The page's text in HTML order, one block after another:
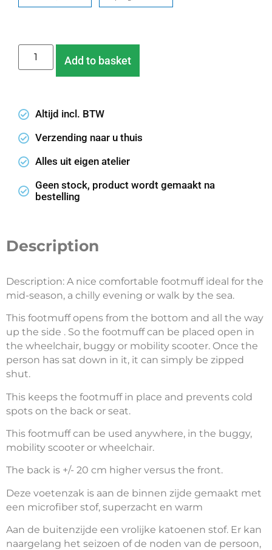
Add to basket
Altijd incl. BTW
Verzending naar u thuis
Alles uit eigen atelier
Geen stock, product wordt gemaakt na
bestelling
Description
Description: A nice comfortable footmuff ideal for the
mid-season, a chilly evening or walk by the sea.
This footmuff opens from the bottom and all the way
up the side . So the footmuff can be placed open in
the wheelchair, buggy or mobility scooter. Once the
person has sat down in it, it can simply be zipped
shut.
This keeps the footmuff in place and prevents cold
spots on the back or seat.
This footmuff can be used anywhere, in the buggy,
mobility scooter or wheelchair.
The back is +/- 20 cm higher versus the front.
Deze voetenzak is aan de binnen zijde gemaakt met
een microfiber stof, superzacht en warm
Aan de buitenzijde een vrolijke katoenen stof. Er kan
naargelang het seizoen of de noden van de persoon,